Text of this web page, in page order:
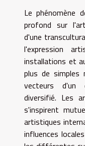
Le phénomène
profond sur
d'une
l'expression
installations et
plus de simples
vecteurs d'un
diversifié. Les
s'inspirent
artistiques
influences